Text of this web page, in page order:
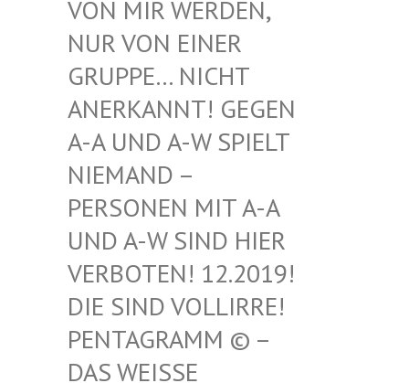
MIR WERDEN, NUR
VON EINER GRU
PPE… NICHT ANE
RKANNT! GEGEN A-A
UND A-W SPIELT NIE
MAND – PER
SONEN MIT A-A UND
A-W SIND HIER VER
BOTEN! 12.2019! DIE
SIND VOLLIRRE! PEN
TAGRAMM © – DAS
WEISSE PENT